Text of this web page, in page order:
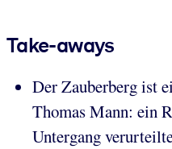
Take-aways
Der Zauberberg ist
Thomas Mann: ein
Untergang